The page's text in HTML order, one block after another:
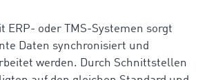
ERP- oder TMS-Systemen sorgt
Daten synchronisiert und
werden. Durch Schnittstellen